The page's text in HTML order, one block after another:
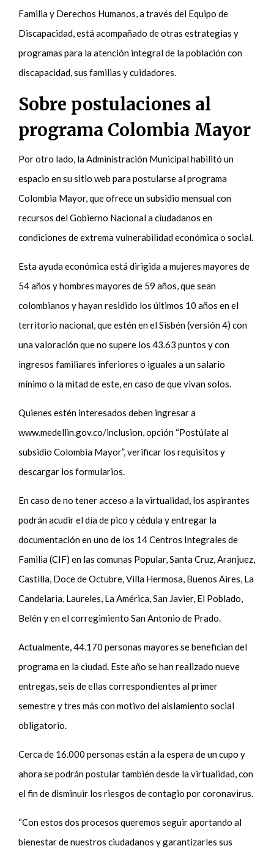
Familia y Derechos Humanos, a través del Equipo de
Discapacidad, está acompañado de otras estrategias y
programas para la atención integral de la población con
discapacidad, sus familias y cuidadores.
Sobre postulaciones al
programa Colombia Mayor
Por otro lado, la Administración Municipal habilitó un
espacio en su sitio web para postularse al programa
Colombia Mayor, que ofrece un subsidio mensual con
recursos del Gobierno Nacional a ciudadanos en
condiciones de extrema vulnerabilidad económica o social.
Esta ayuda económica está dirigida a mujeres mayores de
54 años y hombres mayores de 59 años, que sean
colombianos y hayan residido los últimos 10 años en el
territorio nacional, que estén en el Sisbén (versión 4) con
una valoración que no supere los 43.63 puntos y con
ingresos familiares inferiores o iguales a un salario
mínimo o la mitad de este, en caso de que vivan solos.
Quienes estén interesados deben ingresar a
www.medellin.gov.co/inclusion, opción “Postúlate al
subsidio Colombia Mayor”, verificar los requisitos y
descargar los formularios.
En caso de no tener acceso a la virtualidad, los aspirantes
podrán acudir el día de pico y cédula y entregar la
documentación en uno de los 14 Centros Integrales de
Familia (CIF) en las comunas Popular, Santa Cruz, Aranjuez,
Castilla, Doce de Octubre, Villa Hermosa, Buenos Aires, La
Candelaria, Laureles, La América, San Javier, El Poblado,
Belén y en el corregimiento San Antonio de Prado.
Actualmente, 44.170 personas mayores se benefician del
programa en la ciudad. Este año se han realizado nueve
entregas, seis de ellas correspondientes al primer
semestre y tres más con motivo del aislamiento social
obligatorio.
Cerca de 16.000 personas están a la espera de un cupo y
ahora se podrán postular también desde la virtualidad, con
el fin de disminuir los riesgos de contagio por coronavirus.
“Con estos dos procesos queremos seguir aportando al
bienestar de nuestros ciudadanos y garantizarles sus